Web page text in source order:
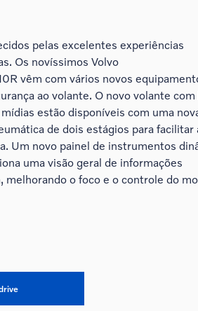
pelas excelentes experiências
Os novíssimos Volvo
vêm com vários novos
ao volante. O novo volante
estão disponíveis com uma
de dois estágios para facilitar
Um novo painel de instrumentos
uma visão geral de informações
o foco e o controle do